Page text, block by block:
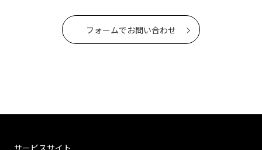
フォームでお問い合わせ
サービスサイト